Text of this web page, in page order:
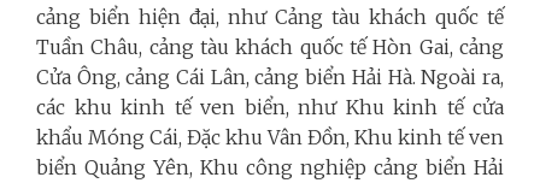
cảng biển hiện đại, như Cảng tàu khách quốc tế
Tuần Châu, cảng tàu khách quốc tế Hòn Gai, cảng
Cửa Ông, cảng Cái Lân, cảng biển Hải Hà. Ngoài ra,
các khu kinh tế ven biển, như Khu kinh tế cửa
khẩu Móng Cái, Đặc khu Vân Đồn, Khu kinh tế ven
biển Quảng Yên, Khu công nghiệp cảng biển Hải